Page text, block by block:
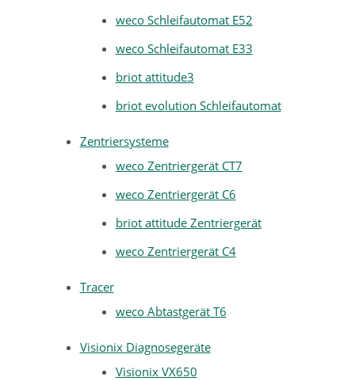
weco Schleifautomat E52
weco Schleifautomat E33
briot attitude3
briot evolution Schleifautomat
Zentriersysteme
weco Zentriergerät CT7
weco Zentriergerät C6
briot attitude Zentriergerät
weco Zentriergerät C4
Tracer
weco Abtastgerät T6
Visionix Diagnosegeräte
Visionix VX650